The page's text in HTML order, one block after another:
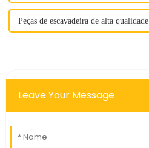
Peças de escavadeira de alta qualidade
Leave Your Message